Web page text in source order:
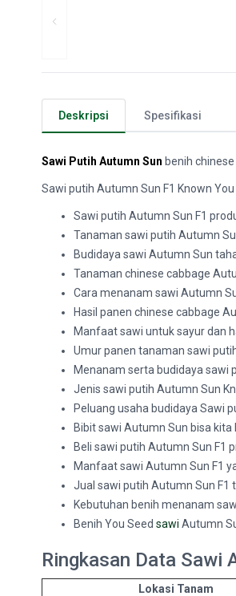
Deskripsi Spesifikasi
Sawi Putih Autumn Sun benih
Sawi putih Autumn Sun F1 Known
Sawi putih Autumn Sun F1
Tanaman sawi putih Autumn
Budidaya sawi Autumn Sun
Tanaman chinese cabbage
Cara menanam sawi Autumn
Hasil panen chinese cabbage
Manfaat sawi untuk sayur dan
Umur panen tanaman sawi
Menanam serta budidaya sawi
Jenis sawi putih Autumn Sun
Peluang usaha budidaya Sawi
Bibit sawi Autumn Sun bisa
Beli sawi putih Autumn Sun F1
Manfaat sawi Autumn Sun F1
Jual sawi putih Autumn Sun F1
Kebutuhan benih menanam
Benih You Seed sawi Autumn
Ringkasan Data Sawi
Lokasi Tanam